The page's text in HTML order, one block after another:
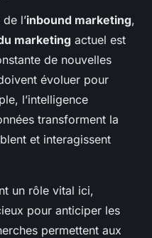
l’inbound marketing,
marketing actuel est
de nouvelles
évoluer pour
l’intelligence
transforment la
et interagissent
un rôle vital ici,
pour anticiper les
permettent aux